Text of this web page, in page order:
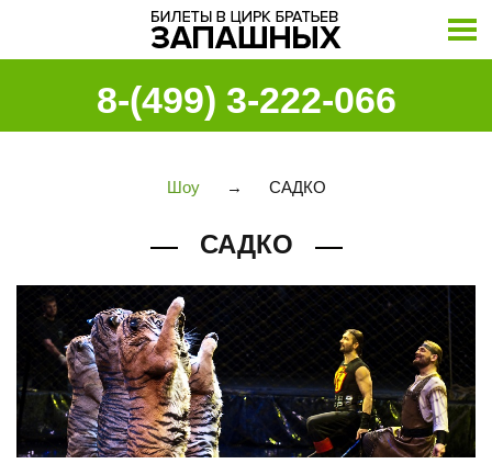
8-(499) 3-222-066
Шоу → САДКО
САДКО